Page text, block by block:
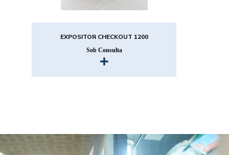
EXPOSITOR CHECKOUT 1200
Sob Consulta